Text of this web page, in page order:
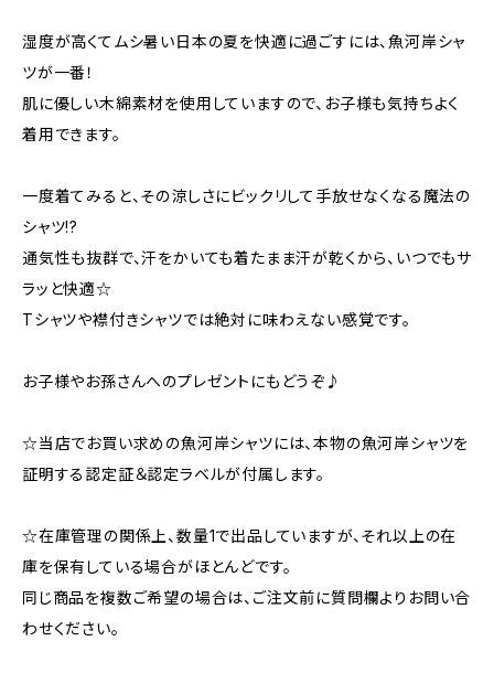
湿度が高くてムシ暑い日本の夏を快適に過ごすには、魚河岸シャ
ツが一番！
肌に優しい木綿素材を使用していますので、お子様も気持ちよく
着用できます。
一度着てみると、その涼しさにビックリして手放せなくなる魔法の
シャツ!?
通気性も抜群で、汗をかいても着たまま汗が乾くから、いつでもサ
ラッと快適☆
Tシャツや襟付きシャツでは絶対に味わえない感覚です。
お子様やお孫さんへのプレゼントにもどうぞ♪
☆当店でお買い求めの魚河岸シャツには、本物の魚河岸シャツを
証明する認定証＆認定ラベルが付属します。
☆在庫管理の関係上、数量1で出品していますが、それ以上の在
庫を保有している場合がほとんどです。
同じ商品を複数ご希望の場合は、ご注文前に質問欄よりお問い合
わせください。